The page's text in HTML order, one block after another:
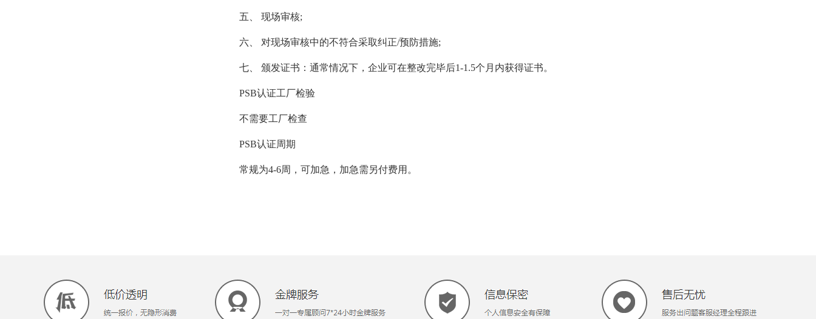
五、 现场审核;
六、 对现场审核中的不符合采取纠正/预防措施;
七、 颁发证书：通常情况下，企业可在整改完毕后1-1.5个月内获得证书。
PSB认证工厂检验
不需要工厂检查
PSB认证周期
常规为4-6周，可加急，加急需另付费用。